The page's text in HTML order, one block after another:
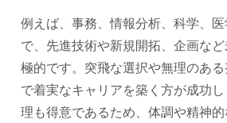
例えば、事務、情報分析、科学、
で、先進技術や新規開拓、企画な
極的です。突飛な選択や無理のあ
で着実なキャリアを築く方が成功
理も得意であるため、体調や精神